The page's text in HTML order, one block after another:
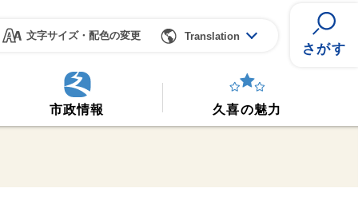
文字サイズ・配色の変更 Translation
さがす
市政情報 久喜の魅力